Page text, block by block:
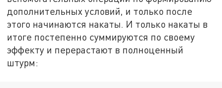
дополнительных условий, и только после
этого начинаются накаты. И только накаты в
итоге постепенно суммируются по своему
эффекту и перерастают в полноценный
штурм: